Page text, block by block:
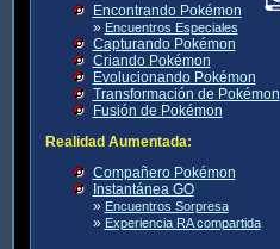
Encontrando Pokémon
» Encuentros Especiales
Capturando Pokémon
Criando Pokémon
Evolucionando Pokémon
Transformación de Pokémon
Fusión de Pokémon
Realidad Aumentada:
Compañero Pokémon
Instantánea GO
» Encuentros Sorpresa
» Experiencia RA compartida